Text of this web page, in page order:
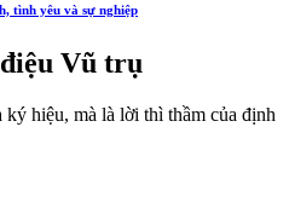
tình yêu và sự nghiệp
Vũ trụ
hiệu, mà là lời thì thầm của định